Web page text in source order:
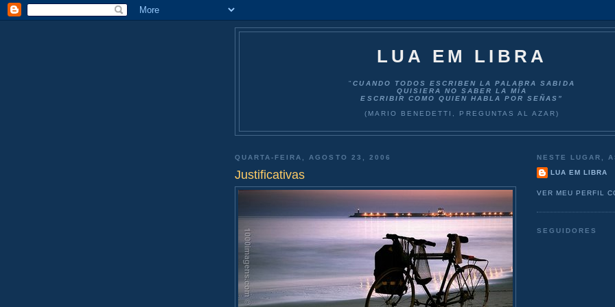
LUA EM LIBRA
"CUANDO TODOS ESCRIBEN LA PALABRA SABIDA
QUISIERA NO SABER LA MÍA
ESCRIBIR COMO QUIEN HABLA POR SEÑAS”
(MARIO BENEDETTI, PREGUNTAS AL AZAR)
QUARTA-FEIRA, AGOSTO 23, 2006
Justificativas
NESTE LUGAR,
LUA EM LIBRA
VER MEU PERFIL
SEGUIDORES